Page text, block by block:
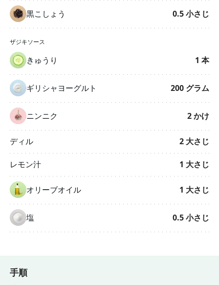
黒こしょう 0.5小さじ
ザジキソース
きゅうり 1 本
ギリシャヨーグルト 200 グラム
ニンニク 2かけ
ディル 2 大さじ
レモン汁 1 大さじ
オリーブオイル 1 大さじ
塩 0.5小さじ
手順